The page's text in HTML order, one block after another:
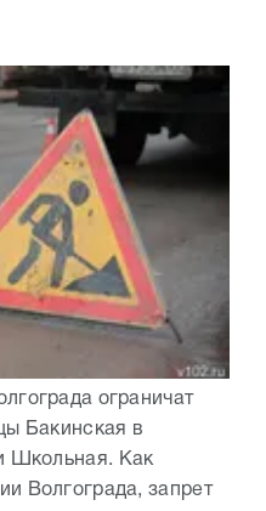
ограничат
Бакинская в
Школьная. Как
Волгограда, запрет